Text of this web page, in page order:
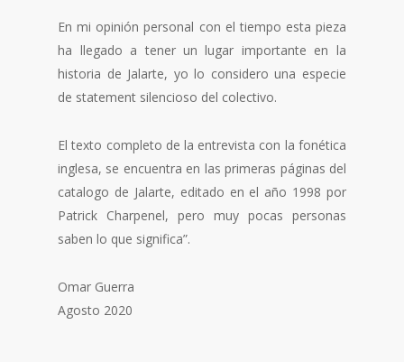
En mi opinión personal con el tiempo esta pieza
ha llegado a tener un lugar importante en la
historia de Jalarte, yo lo considero una especie
de statement silencioso del colectivo.
El texto completo de la entrevista con la fonética
inglesa, se encuentra en las primeras páginas del
catalogo de Jalarte, editado en el año 1998 por
Patrick Charpenel, pero muy pocas personas
saben lo que significa”.
Omar Guerra
Agosto 2020